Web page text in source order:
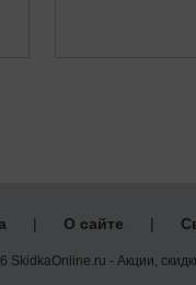
| О сайте |
SkidkaOnline.ru - Акции,